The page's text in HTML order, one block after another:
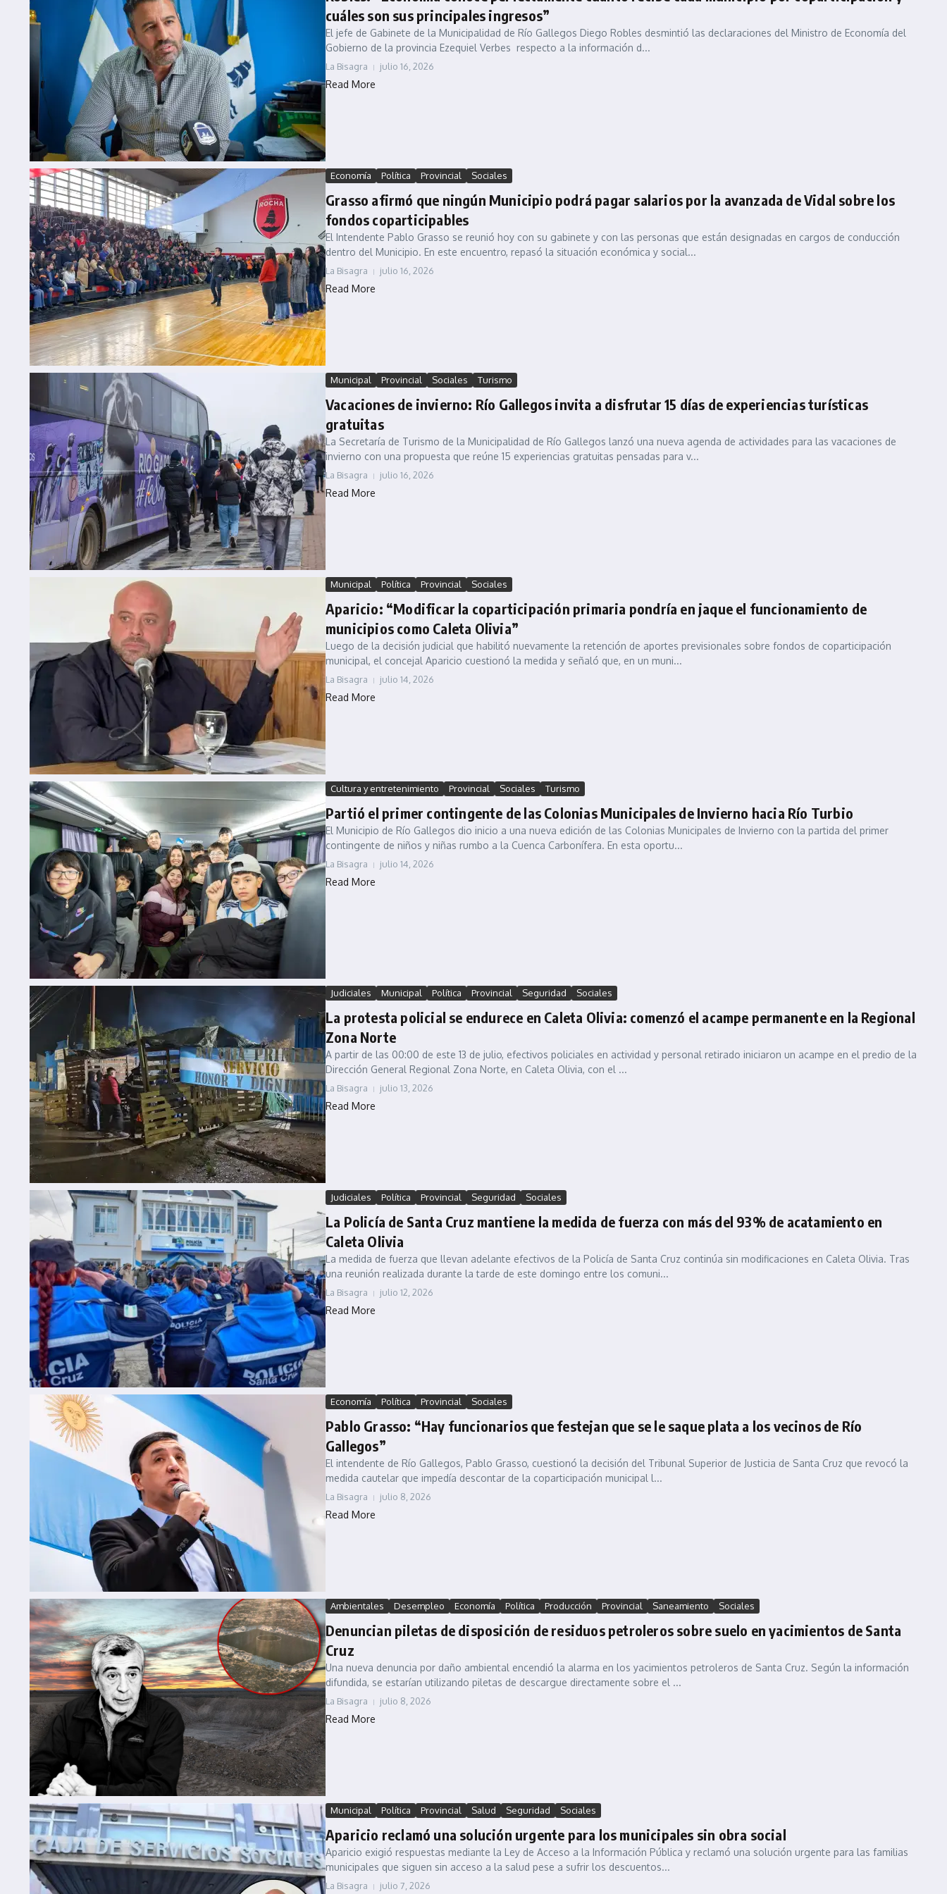
cuáles son sus principales ingresos”
El jefe de Gabinete de la Municipalidad de Río Gallegos Diego Robles desmintió las declaraciones del Ministro de Economía del
Gobierno de la provincia Ezequiel Verbes respecto a la información d...
La Bisagra julio 16, 2026
Read More
Economía Política Provincial Sociales
Grasso afirmó que ningún Municipio podrá pagar salarios por la avanzada de Vidal sobre los
fondos coparticipables
El Intendente Pablo Grasso se reunió hoy con su gabinete y con las personas que están designadas en cargos de conducción
dentro del Municipio. En este encuentro, repasó la situación económica y social...
La Bisagra julio 16, 2026
Read More
Municipal Provincial Sociales Turismo
Vacaciones de invierno: Río Gallegos invita a disfrutar 15 días de experiencias turísticas
gratuitas
La Secretaría de Turismo de la Municipalidad de Río Gallegos lanzó una nueva agenda de actividades para las vacaciones de
invierno con una propuesta que reúne 15 experiencias gratuitas pensadas para v...
La Bisagra julio 16, 2026
Read More
Municipal Política Provincial Sociales
Aparicio: “Modificar la coparticipación primaria pondría en jaque el funcionamiento de
municipios como Caleta Olivia”
Luego de la decisión judicial que habilitó nuevamente la retención de aportes previsionales sobre fondos de coparticipación
municipal, el concejal Aparicio cuestionó la medida y señaló que, en un muni...
La Bisagra julio 14, 2026
Read More
Cultura y entretenimiento Provincial Sociales Turismo
Partió el primer contingente de las Colonias Municipales de Invierno hacia Río Turbio
El Municipio de Río Gallegos dio inicio a una nueva edición de las Colonias Municipales de Invierno con la partida del primer
contingente de niños y niñas rumbo a la Cuenca Carbonífera. En esta oportu...
La Bisagra julio 14, 2026
Read More
Judiciales Municipal Política Provincial Seguridad Sociales
La protesta policial se endurece en Caleta Olivia: comenzó el acampe permanente en la Regional
Zona Norte
A partir de las 00:00 de este 13 de julio, efectivos policiales en actividad y personal retirado iniciaron un acampe en el predio de la
Dirección General Regional Zona Norte, en Caleta Olivia, con el ...
La Bisagra julio 13, 2026
Read More
Judiciales Política Provincial Seguridad Sociales
La Policía de Santa Cruz mantiene la medida de fuerza con más del 93% de acatamiento en
Caleta Olivia
La medida de fuerza que llevan adelante efectivos de la Policía de Santa Cruz continúa sin modificaciones en Caleta Olivia. Tras
una reunión realizada durante la tarde de este domingo entre los comuni...
La Bisagra julio 12, 2026
Read More
Economía Política Provincial Sociales
Pablo Grasso: “Hay funcionarios que festejan que se le saque plata a los vecinos de Río
Gallegos”
El intendente de Río Gallegos, Pablo Grasso, cuestionó la decisión del Tribunal Superior de Justicia de Santa Cruz que revocó la
medida cautelar que impedía descontar de la coparticipación municipal l...
La Bisagra julio 8, 2026
Read More
Ambientales Desempleo Economía Política Producción Provincial Saneamiento Sociales
Denuncian piletas de disposición de residuos petroleros sobre suelo en yacimientos de Santa
Cruz
Una nueva denuncia por daño ambiental encendió la alarma en los yacimientos petroleros de Santa Cruz. Según la información
difundida, se estarían utilizando piletas de descargue directamente sobre el ...
La Bisagra julio 8, 2026
Read More
Municipal Política Provincial Salud Seguridad Sociales
Aparicio reclamó una solución urgente para los municipales sin obra social
Aparicio exigió respuestas mediante la Ley de Acceso a la Información Pública y reclamó una solución urgente para las familias
municipales que siguen sin acceso a la salud pese a sufrir los descuentos...
La Bisagra julio 7, 2026